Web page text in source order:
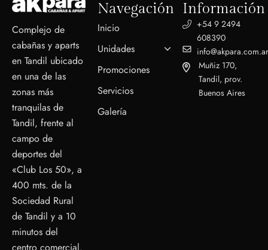
Complejo de
cabañas y aparts
en Tandil ubicado
en una de las
zonas más
tranquilas de
Tandil, frente al
campo de
deportes del
«Club Los 50», a
400 mts. de la
Sociedad Rural
de Tandil y a 10
minutos del
centro comercial.
Navegación
Inicio
Unidades
Promociones
Servicios
Galería
Información
+54 9 2494
608390
Muñiz 170,
Tandil, prov.
Buenos Aires